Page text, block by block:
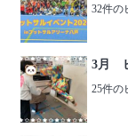
32件の
3月
25件の